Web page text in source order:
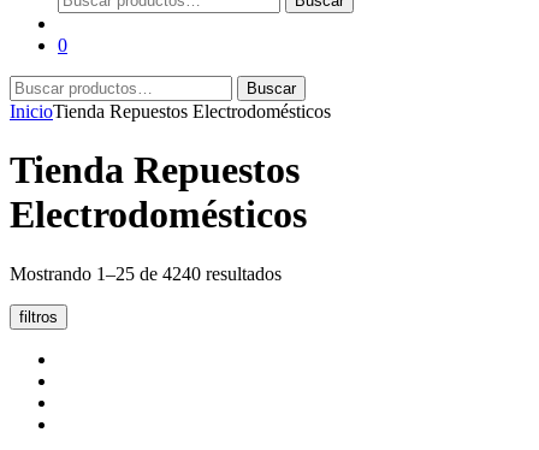
por:
0
Buscar
por:
Buscar
InicioTienda Repuestos Electrodomésticos
Tienda Repuestos
Electrodomésticos
Mostrando 1–25 de 4240 resultadosOrdenado
filtros